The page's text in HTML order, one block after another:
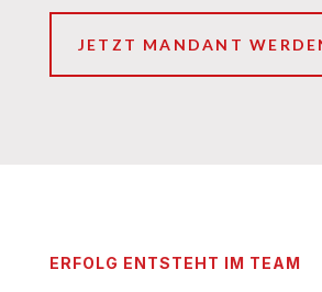
JETZT MANDANT
ERFOLG ENTSTEHT IM TEAM